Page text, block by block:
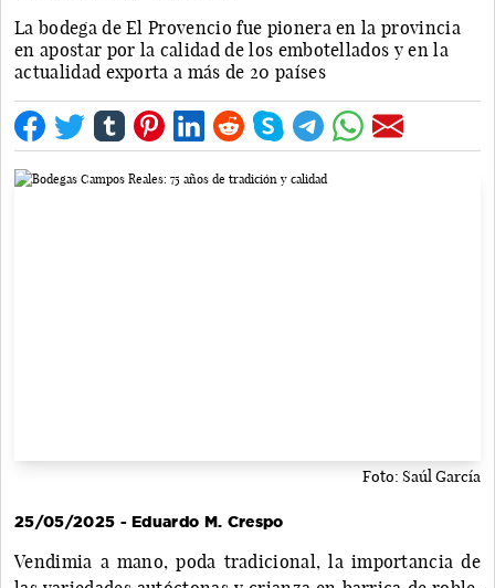
La bodega de El Provencio fue pionera en la provincia
en apostar por la calidad de los embotellados y en la
actualidad exporta a más de 20 países
Foto: Saúl García
25/05/2025 - Eduardo M. Crespo
Vendimia a mano, poda tradicional, la importancia de